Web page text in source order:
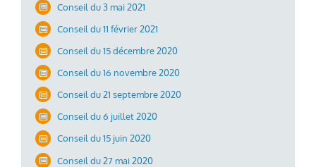
Conseil du 3 mai 2021
Conseil du 11 février 2021
Conseil du 15 décembre 2020
Conseil du 16 novembre 2020
Conseil du 21 septembre 2020
Conseil du 6 juillet 2020
Conseil du 15 juin 2020
Conseil du 27 mai 2020